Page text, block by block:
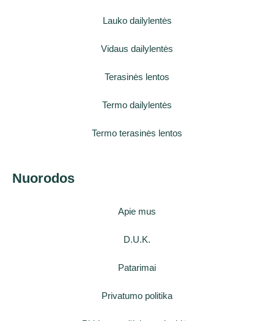
Lauko dailylentės
Vidaus dailylentės
Terasinės lentos
Termo dailylentės
Termo terasinės lentos
Nuorodos
Apie mus
D.U.K.
Patarimai
Privatumo politika